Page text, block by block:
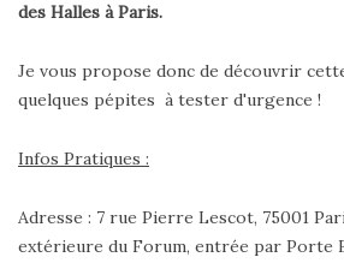
des Halles à Paris.
Je vous propose donc de découvrir
quelques pépites à tester d'urgence !
Infos Pratiques :
Adresse : 7 rue Pierre Lescot, 75001
extérieure du Forum, entrée par Porte